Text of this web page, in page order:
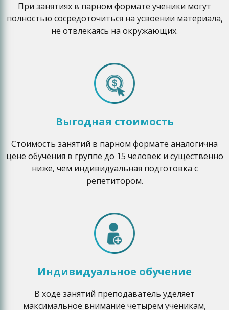
При занятиях в парном формате ученики могут
полностью сосредоточиться на усвоении материала,
не отвлекаясь на окружающих.
Выгодная стоимость
Стоимость занятий в парном формате аналогична
цене обучения в группе до 15 человек и существенно
ниже, чем индивидуальная подготовка с
репетитором.
Индивидуальное обучение
В ходе занятий преподаватель уделяет
максимальное внимание четырем ученикам,